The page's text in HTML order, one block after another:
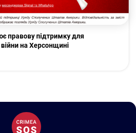
правову підтримку для
на Херсонщині